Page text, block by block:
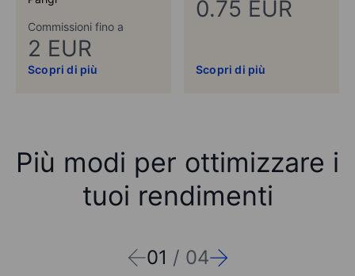
Commissioni fino a
2 EUR
Scopri di più
0.75 EUR
Scopri di più
Più modi per ottimizzare i
tuoi rendimenti
01 / 04